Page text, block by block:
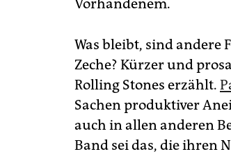
Vorhandenem.
Was bleibt, sind andere
Zeche? Kürzer und
Rolling Stones erzählt.
Sachen produktiver
auch in allen anderen
Band sei das, die ihren